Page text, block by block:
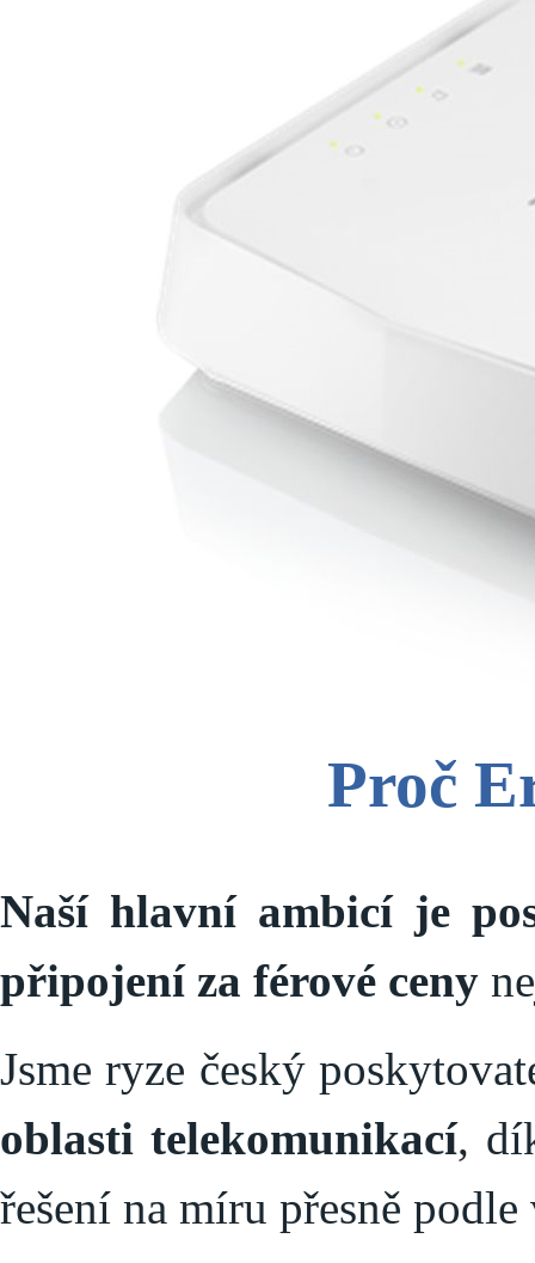
Proč
Naší hlavní ambicí je
připojení za férové ceny
Jsme ryze český
oblasti telekomunikací,
řešení na míru přesně